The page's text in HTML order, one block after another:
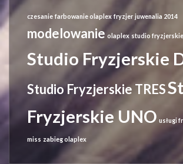
czesanie farbowanie olaplex fryzjer juwenalia 2014
modelowanie olaplex studio fryzjerskie
Studio Fryzjerskie
Studio Fryzjerskie TRES
Fryzjerskie UNO usługi
miss zabieg olaplex